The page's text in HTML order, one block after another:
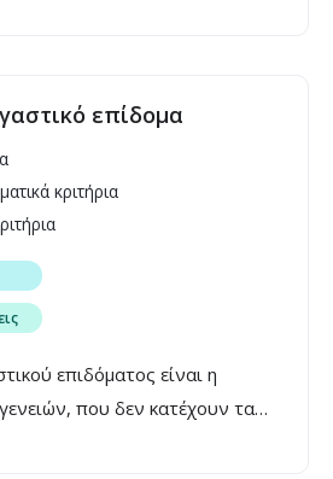
λαμβάνουν ετήσια οικονομική
που κατέβαλαν το
την κύρια κατοικία τους,
εντός της περιφέρειας
επίδομα
κριτήρια
επιδόματος είναι η
που δεν κατέχουν τα